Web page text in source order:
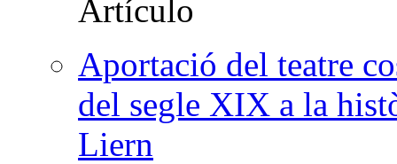
Aportació del teatre
del segle XIX a la
Liern